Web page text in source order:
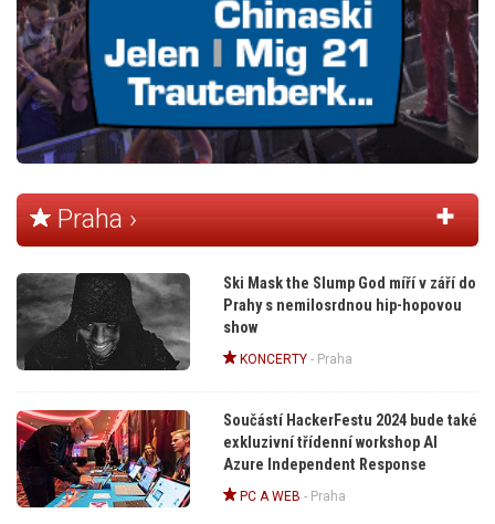
Praha ›
Ski Mask the Slump God míří v září do
Prahy s nemilosrdnou hip-hopovou
show
KONCERTY- Praha
Součástí HackerFestu 2024 bude také
exkluzivní třídenní workshop AI
Azure Independent Response
PC A WEB - Praha